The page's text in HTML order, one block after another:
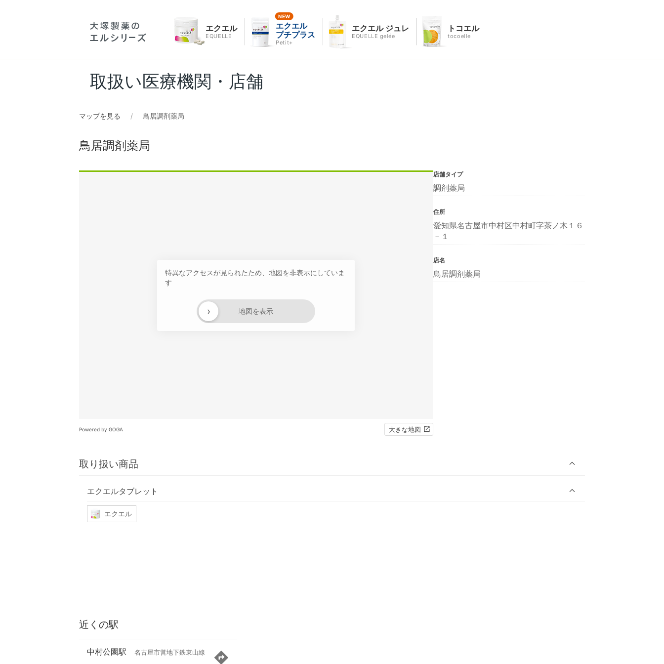
エクエル
EQUELLE
エクエル
プチプラス
Petit+
エクエル ジュレ
EQUELLE gelée
トコエル
tocoelle
取扱い医療機関・店舗
マップを見る 鳥居調剤薬局
鳥居調剤薬局
特異なアクセスが見られたため、地図を非表示にしていま
す
地図を表示
›
Powered by GOGA 大きな地図
取り扱い商品
エクエルタブレット
エクエル
店舗タイプ
調剤薬局
住所
愛知県名古屋市中村区中村町字茶ノ木１６
－１
店名
鳥居調剤薬局
近くの駅
中村公園駅 名古屋市営地下鉄東山線